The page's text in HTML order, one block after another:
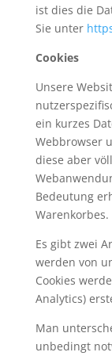
ist dies die
Sie unter
Cookies
Unsere
ein kurzes
Webbrowser
diese aber
Bedeutung
Warenkorbes.
Es gibt zwei
werden von
Cookies
Analytics)
Man
unbedingt